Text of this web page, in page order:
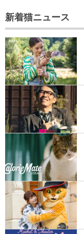
新着猫ニュース